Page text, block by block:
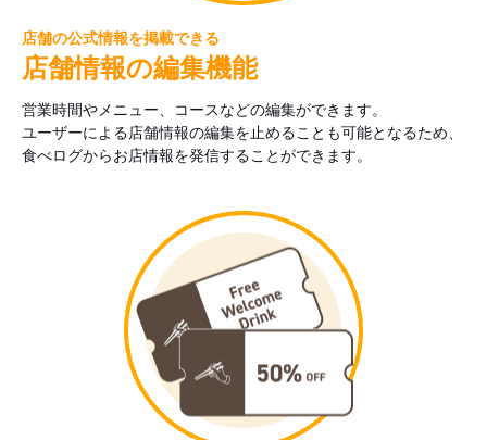
店舗の公式情報を掲載できる
店舗情報の編集機能
営業時間やメニュー、コースなどの編集ができます。
ユーザーによる店舗情報の編集を止めることも可能となるため、
食べログからお店情報を発信することができます。